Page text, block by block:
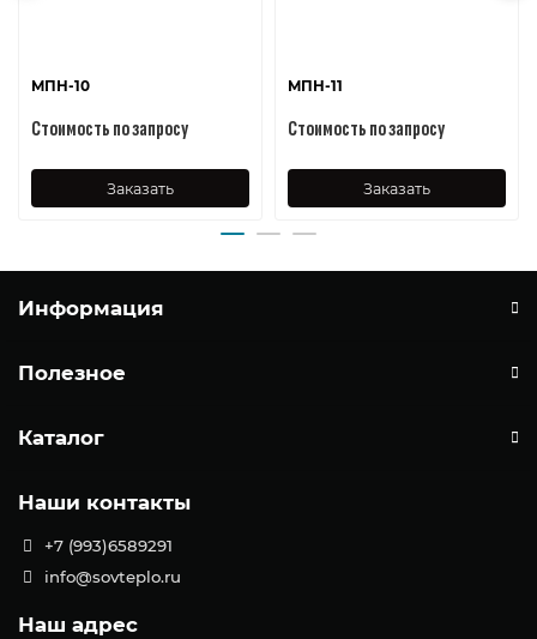
МПН-10
Стоимость по запросу
Заказать
МПН-11
Стоимость по запросу
Заказать
Информация
Полезное
Каталог
Наши контакты
+7 (993)6589291
info@sovteplo.ru
Наш адрес